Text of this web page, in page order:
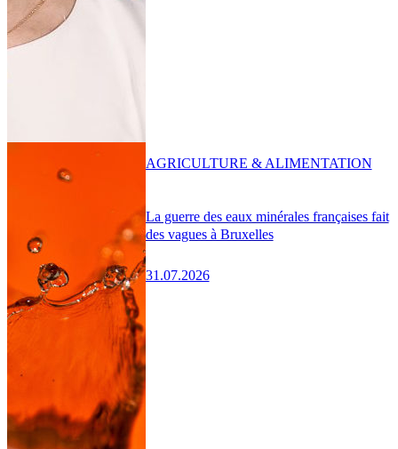
La guerre des eaux minérales françaises fait
des vagues à Bruxelles
31.07.2026
AGRICULTURE & ALIMENTATION